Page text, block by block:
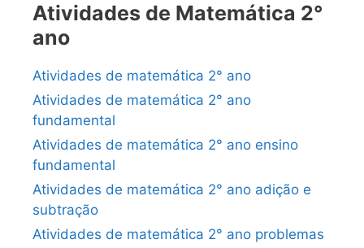
Atividades de Matemática 2°
ano
Atividades de matemática 2° ano
Atividades de matemática 2° ano
fundamental
Atividades de matemática 2° ano ensino
fundamental
Atividades de matemática 2° ano adição e
subtração
Atividades de matemática 2° ano problemas